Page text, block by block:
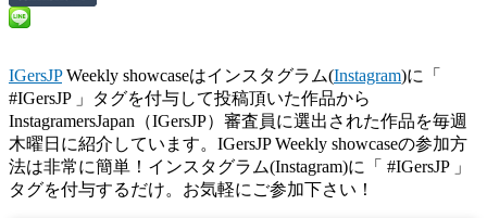
IGersJPWeekly showcaseはインスタグラム(Instagram)に「
#IGersJP 」タグを付与して投稿頂いた作品から
InstagramersJapan（IGersJP）審査員に選出された作品を毎週
木曜日に紹介しています。IGersJP Weekly showcaseの参加方
法は非常に簡単！インスタグラム(Instagram)に「 #IGersJP 」
タグを付与するだけ。お気軽にご参加下さい！